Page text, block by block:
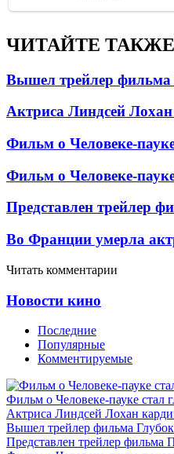
ЧИТАЙТЕ ТАКЖЕ
Вышел трейлер фильма
Актриса Линдсей
Фильм о Человеке-
Фильм о Человеке-
Представлен трейлер
Во Франции умерла
Читать комментарии
Новости кино
Последние
Популярные
Комментируемые
Фильм о Человеке-пауке стал
Актриса Линдсей Лохан
Вышел трейлер фильма
Представлен трейлер фильма